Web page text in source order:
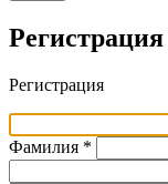
Регистрация
Регистрация
Фамилия *